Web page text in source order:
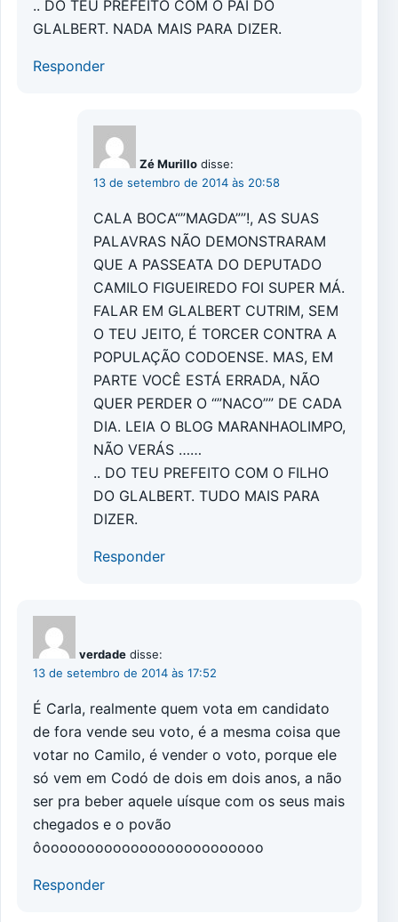
.. DO TEU PREFEITO COM O PAI DO
GLALBERT. NADA MAIS PARA DIZER.
Responder
Zé Murillo disse:
13 de setembro de 2014 às 20:58
CALA BOCA“”MAGDA””!, AS SUAS
PALAVRAS NÃO DEMONSTRARAM
QUE A PASSEATA DO DEPUTADO
CAMILO FIGUEIREDO FOI SUPER MÁ.
FALAR EM GLALBERT CUTRIM, SEM
O TEU JEITO, É TORCER CONTRA A
POPULAÇÃO CODOENSE. MAS, EM
PARTE VOCÊ ESTÁ ERRADA, NÃO
QUER PERDER O “”NACO”” DE CADA
DIA. LEIA O BLOG MARANHAOLIMPO,
NÃO VERÁS ……
.. DO TEU PREFEITO COM O FILHO
DO GLALBERT. TUDO MAIS PARA
DIZER.
Responder
verdade disse:
13 de setembro de 2014 às 17:52
É Carla, realmente quem vota em candidato
de fora vende seu voto, é a mesma coisa que
votar no Camilo, é vender o voto, porque ele
só vem em Codó de dois em dois anos, a não
ser pra beber aquele uísque com os seus mais
chegados e o povão
ôooooooooooooooooooooooooo
Responder